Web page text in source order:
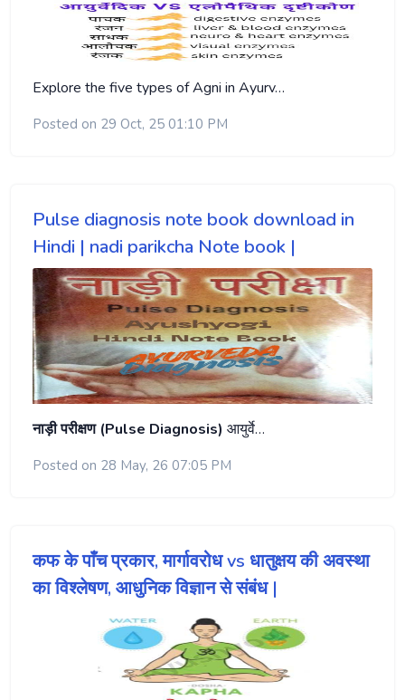
Explore the five types of Agni in Ayurv…
Posted on 29 Oct, 25 01:10 PM
Pulse diagnosis note book download in
Hindi | nadi parikcha Note book |
नाड़ी परीक्षण (Pulse Diagnosis) आयुर्वे…
Posted on 28 May, 26 07:05 PM
कफ के पाँच प्रकार, मार्गावरोध vs धातुक्षय की अवस्था
का विश्लेषण, आधुनिक विज्ञान से संबंध |